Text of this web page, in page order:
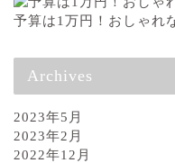
予算は1万円！おしゃれ
Archives
2023年5月
2023年2月
2022年12月